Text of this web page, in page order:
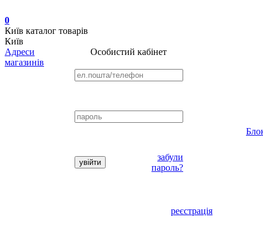
0
Київ каталог товарів
Київ
Адреси
магазинів
Особистий кабінет
забули
пароль?
реєстрація